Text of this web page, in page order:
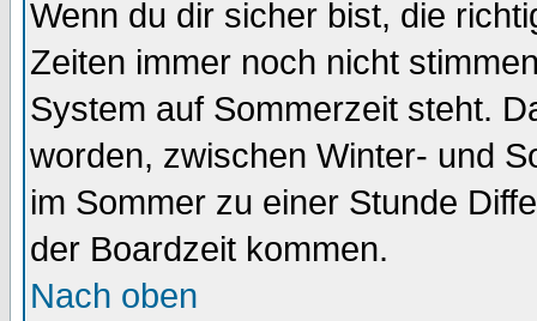
Wenn du dir sicher bist, die
Zeiten immer noch nicht
System auf Sommerzeit steht.
worden, zwischen Winter- und
im Sommer zu einer Stunde
der Boardzeit kommen.
Nach oben